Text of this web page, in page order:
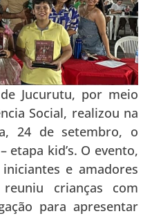
Jucurutu, por meio
Social, realizou na
24 de setembro, o
etapa kid’s. O evento,
e amadores
crianças com
para apresentar